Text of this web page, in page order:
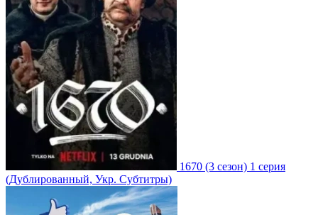
1670 (3 сезон) 1 серия
(Дублированный, Укр. Субтитры)